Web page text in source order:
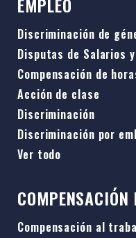
COMPENSACIÓN
Compensación al
EMPLEO
Discriminación de
Disputas de Salarios
Compensación de
Acción de clase
Discriminación
Discriminación por
Ver todo